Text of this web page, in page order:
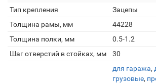
Тип крепления
Зацепы
Толщина рамы, мм
44228
Толщина полки, мм
0.5-1.2
Шаг отверстий в стойках, мм
30
для гаража,
грузовые,